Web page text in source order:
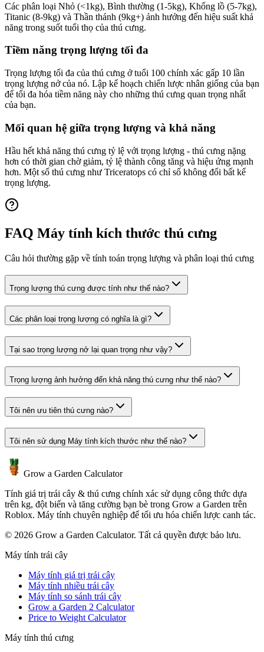
Các phân loại Nhỏ (<1kg), Bình thường (1-5kg), Khổng lồ (5-7kg),
Titanic (8-9kg) và Thần thánh (9kg+) ảnh hưởng đến hiệu suất khả
năng trong suốt tuổi thọ của thú cưng.
Tiềm năng trọng lượng tối đa
Trọng lượng tối đa của thú cưng ở tuổi 100 chính xác gấp 10 lần
trọng lượng nở của nó. Lập kế hoạch chiến lược nhân giống của bạn
để tối đa hóa tiềm năng này cho những thú cưng quan trọng nhất
của bạn.
Mối quan hệ giữa trọng lượng và khả năng
Hầu hết khả năng thú cưng tỷ lệ với trọng lượng - thú cưng nặng
hơn có thời gian chờ giảm, tỷ lệ thành công tăng và hiệu ứng mạnh
hơn. Một số thú cưng như Triceratops có chỉ số không đổi bất kể
trọng lượng.
FAQ Máy tính kích thước thú cưng
Câu hỏi thường gặp về tính toán trọng lượng và phân loại thú cưng
Trọng lượng thú cưng được tính như thế nào?
Các phân loại trọng lượng có nghĩa là gì?
Tại sao trọng lượng nở lại quan trọng như vậy?
Trọng lượng ảnh hưởng đến khả năng thú cưng như thế nào?
Tôi nên ưu tiên thú cưng nào?
Tôi nên sử dụng Máy tính kích thước như thế nào?
Grow a Garden Calculator
Tính giá trị trái cây & thú cưng chính xác sử dụng công thức dựa
trên kg, đột biến và tăng cường bạn bè trong Grow a Garden trên
Roblox. Máy tính chuyên nghiệp để tối ưu hóa chiến lược canh tác.
© 2026 Grow a Garden Calculator. Tất cả quyền được bảo lưu.
Máy tính trái cây
Máy tính giá trị trái cây
Máy tính nhiều trái cây
Máy tính so sánh trái cây
Grow a Garden 2 Calculator
Price to Weight Calculator
Máy tính thú cưng